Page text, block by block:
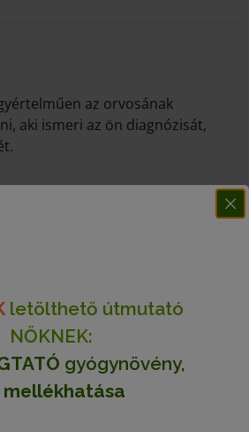
az orvosának
aki ismeri az ön diagnózisát,
e, ha az epehólyagomat
letölthető útmutató
NŐKNEK:
gyógynövény,
mellékhatása